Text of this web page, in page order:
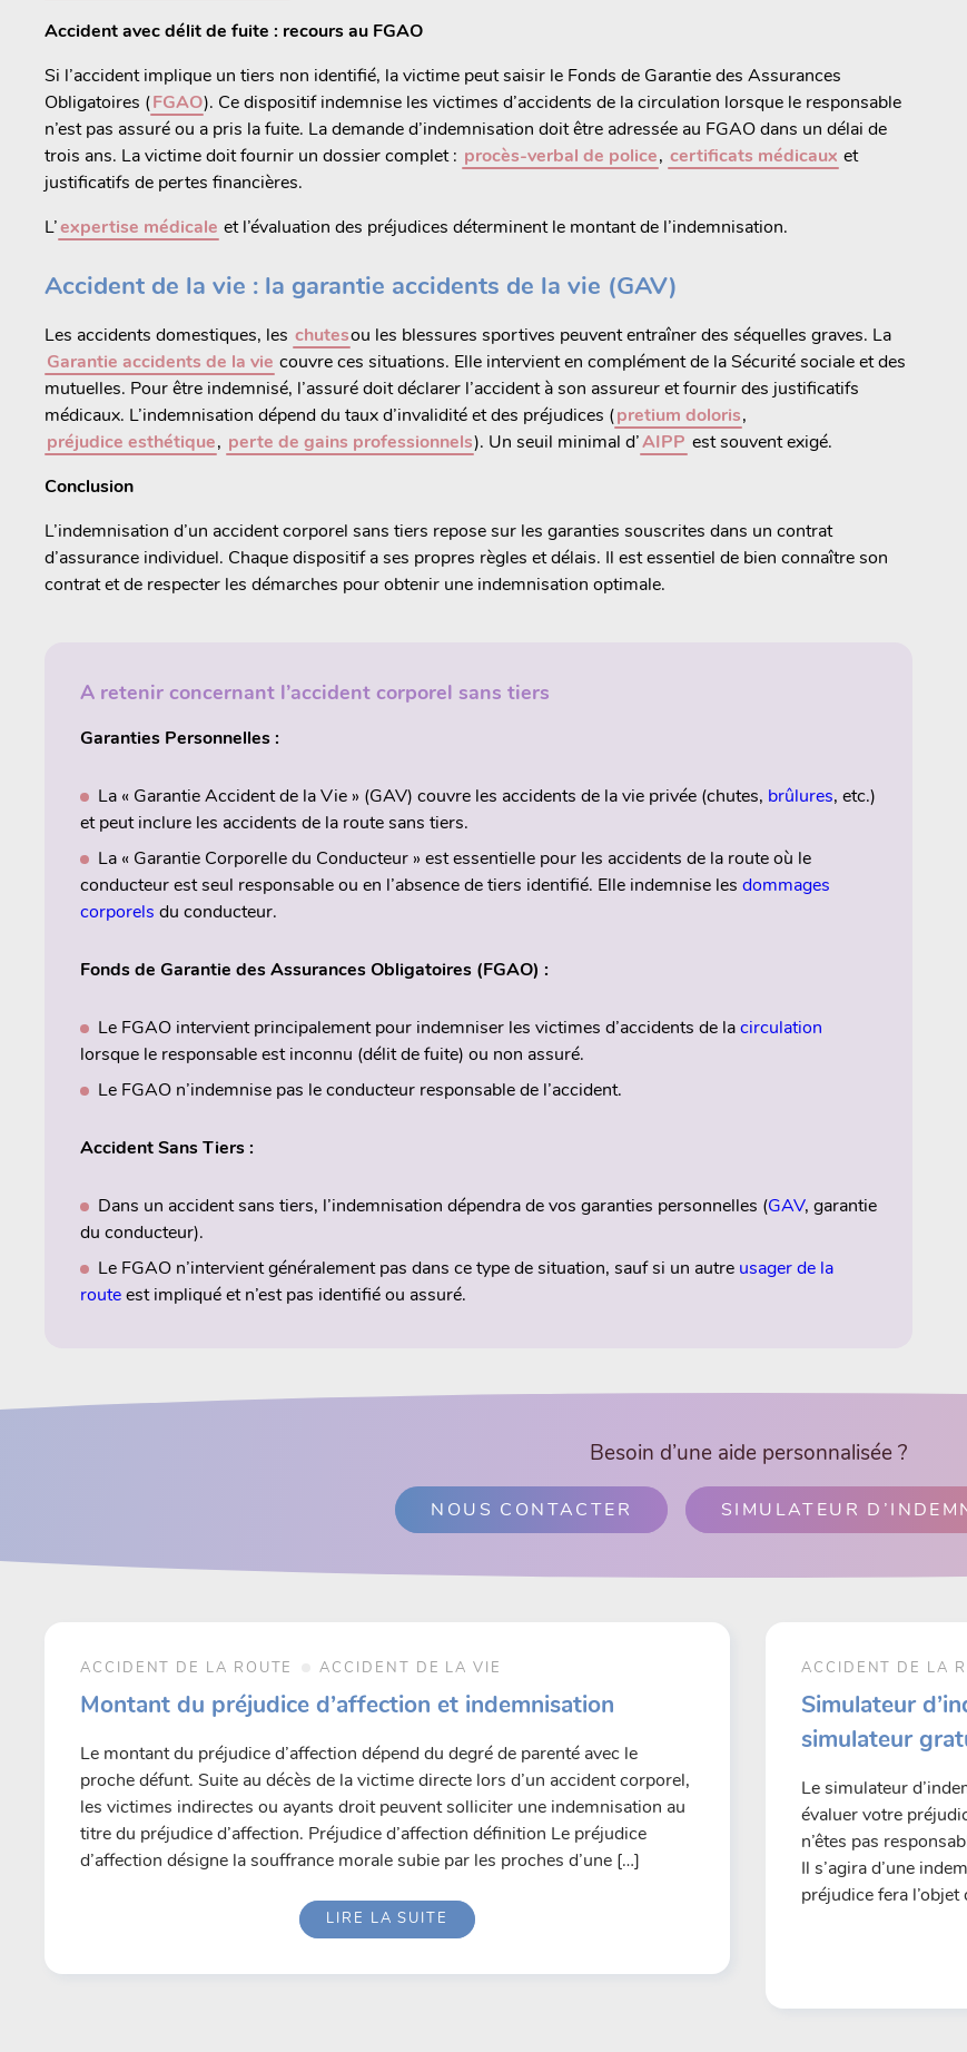
Accident avec délit de fuite : recours au FGAO
Si l’accident implique un tiers non identifié, la victime peut saisir le Fonds de Garantie des Assurances
Obligatoires (FGAO). Ce dispositif indemnise les victimes d’accidents de la circulation lorsque le responsable
n’est pas assuré ou a pris la fuite. La demande d’indemnisation doit être adressée au FGAO dans un délai de
trois ans. La victime doit fournir un dossier complet : procès-verbal de police, certificats médicaux et
justificatifs de pertes financières.
L’expertise médicale et l’évaluation des préjudices déterminent le montant de l’indemnisation.
Accident de la vie : la garantie accidents de la vie (GAV)
Les accidents domestiques, les chutesou les blessures sportives peuvent entraîner des séquelles graves. La
Garantie accidents de la vie couvre ces situations. Elle intervient en complément de la Sécurité sociale et des
mutuelles. Pour être indemnisé, l’assuré doit déclarer l’accident à son assureur et fournir des justificatifs
médicaux. L’indemnisation dépend du taux d’invalidité et des préjudices (pretium doloris,
préjudice esthétique, perte de gains professionnels). Un seuil minimal d’AIPP est souvent exigé.
Conclusion
L’indemnisation d’un accident corporel sans tiers repose sur les garanties souscrites dans un contrat
d’assurance individuel. Chaque dispositif a ses propres règles et délais. Il est essentiel de bien connaître son
contrat et de respecter les démarches pour obtenir une indemnisation optimale.
A retenir concernant l’accident corporel sans tiers
Garanties Personnelles :
La « Garantie Accident de la Vie » (GAV) couvre les accidents de la vie privée (chutes, brûlures, etc.)
et peut inclure les accidents de la route sans tiers.
La « Garantie Corporelle du Conducteur » est essentielle pour les accidents de la route où le
conducteur est seul responsable ou en l’absence de tiers identifié. Elle indemnise les dommages
corporels du conducteur.
Fonds de Garantie des Assurances Obligatoires (FGAO) :
Le FGAO intervient principalement pour indemniser les victimes d’accidents de lacirculation
lorsque le responsable est inconnu (délit de fuite) ou non assuré.
Le FGAO n’indemnise pas le conducteur responsable de l’accident.
Accident Sans Tiers :
Dans un accident sans tiers, l’indemnisation dépendra de vos garanties personnelles (GAV, garantie
du conducteur).
Le FGAO n’intervient généralement pas dans ce type de situation, sauf si un autre usager de la
routeest impliqué et n’est pas identifié ou assuré.
Besoin d’une aide personnalisée ?
NOUS CONTACTER SIMULATEUR
ACCIDENT DE LA ROUTE ACCIDENT DE LA VIE
Montant du préjudice d’affection et indemnisation
Le montant du préjudice d’affection dépend du degré de parenté avec le
proche défunt. Suite au décès de la victime directe lors d’un accident corporel,
les victimes indirectes ou ayants droit peuvent solliciter une indemnisation au
titre du préjudice d’affection. Préjudice d’affection définition Le préjudice
d’affection désigne la souffrance morale subie par les proches d’une […]
LIRE LA SUITE
ACCIDENT DE LA
Simulateur
simulateur
Le simulateur
évaluer votre
n’êtes pas
Il s’agira d’une
préjudice fera